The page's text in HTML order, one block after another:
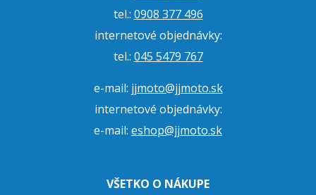
tel.: 0908 377 496
internetové objednávky:
tel.: 045 5479 767
e-mail: jjmoto@jjmoto.sk
internetové objednávky:
e-mail: eshop@jjmoto.sk
VŠETKO O NÁKUPE